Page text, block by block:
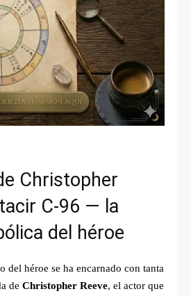
Christopher
C-96 — la
del héroe
del héroe se ha encarnado con tanta
de Christopher Reeve, el actor que